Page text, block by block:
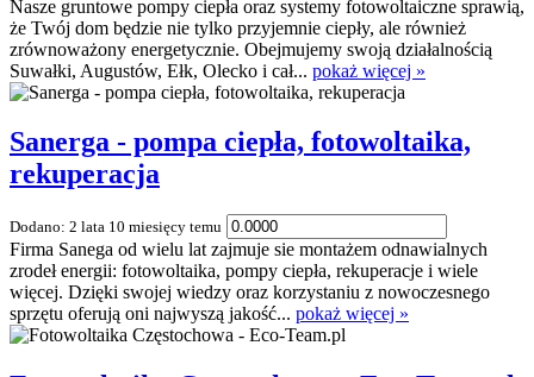
Nasze gruntowe pompy ciepła oraz systemy fotowoltaiczne sprawią,
że Twój dom będzie nie tylko przyjemnie ciepły, ale również
zrównoważony energetycznie. Obejmujemy swoją działalnością
Suwałki, Augustów, Ełk, Olecko i cał... pokaż więcej »
Sanerga - pompa ciepła, fotowoltaika,
rekuperacja
Dodano: 2 lata 10 miesięcy temu
Firma Sanega od wielu lat zajmuje sie montażem odnawialnych
zrodeł energii: fotowoltaika, pompy ciepła, rekuperacje i wiele
więcej. Dzięki swojej wiedzy oraz korzystaniu z nowoczesnego
sprzętu oferują oni najwyszą jakość... pokaż więcej »